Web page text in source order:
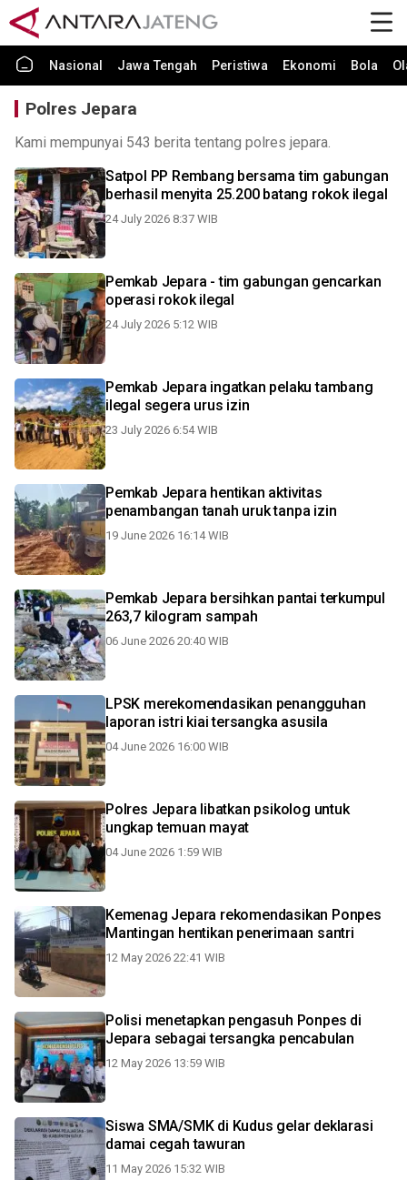
Nasional Jawa Tengah Peristiwa Ekonomi Bola
Polres Jepara
Kami mempunyai 543 berita tentang polres jepara.
Satpol PP Rembang bersama tim gabungan
berhasil menyita 25.200 batang rokok ilegal
24 July 2026 8:37 WIB
Pemkab Jepara - tim gabungan gencarkan
operasi rokok ilegal
24 July 2026 5:12 WIB
Pemkab Jepara ingatkan pelaku tambang
ilegal segera urus izin
23 July 2026 6:54 WIB
Pemkab Jepara hentikan aktivitas
penambangan tanah uruk tanpa izin
19 June 2026 16:14 WIB
Pemkab Jepara bersihkan pantai terkumpul
263,7 kilogram sampah
06 June 2026 20:40 WIB
LPSK merekomendasikan penangguhan
laporan istri kiai tersangka asusila
04 June 2026 16:00 WIB
Polres Jepara libatkan psikolog untuk
ungkap temuan mayat
04 June 2026 1:59 WIB
Kemenag Jepara rekomendasikan Ponpes
Mantingan hentikan penerimaan santri
12 May 2026 22:41 WIB
Polisi menetapkan pengasuh Ponpes di
Jepara sebagai tersangka pencabulan
12 May 2026 13:59 WIB
Siswa SMA/SMK di Kudus gelar deklarasi
damai cegah tawuran
11 May 2026 15:32 WIB